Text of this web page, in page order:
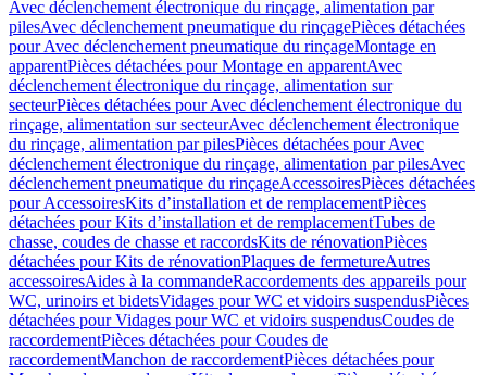
Avec déclenchement électronique du rinçage, alimentation par
pilesAvec déclenchement pneumatique du rinçagePièces détachées
pour Avec déclenchement pneumatique du rinçageMontage en
apparentPièces détachées pour Montage en apparentAvec
déclenchement électronique du rinçage, alimentation sur
secteurPièces détachées pour Avec déclenchement électronique du
rinçage, alimentation sur secteurAvec déclenchement électronique
du rinçage, alimentation par pilesPièces détachées pour Avec
déclenchement électronique du rinçage, alimentation par pilesAvec
déclenchement pneumatique du rinçageAccessoiresPièces détachées
pour AccessoiresKits d’installation et de remplacementPièces
détachées pour Kits d’installation et de remplacementTubes de
chasse, coudes de chasse et raccordsKits de rénovationPièces
détachées pour Kits de rénovationPlaques de fermetureAutres
accessoiresAides à la commandeRaccordements des appareils pour
WC, urinoirs et bidetsVidages pour WC et vidoirs suspendusPièces
détachées pour Vidages pour WC et vidoirs suspendusCoudes de
raccordementPièces détachées pour Coudes de
raccordementManchon de raccordementPièces détachées pour